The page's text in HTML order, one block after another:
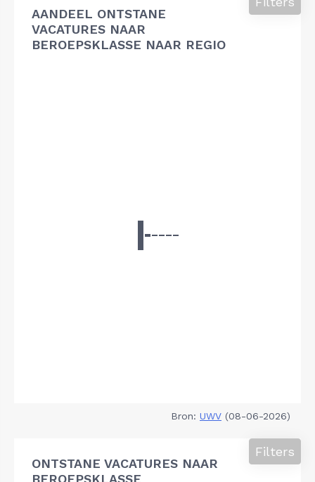
AANDEEL ONTSTANE
VACATURES NAAR
BEROEPSKLASSE NAAR REGIO
Bron: UWV (08-06-2026)
ONTSTANE VACATURES NAAR
BEROEPSKLASSE
Filters